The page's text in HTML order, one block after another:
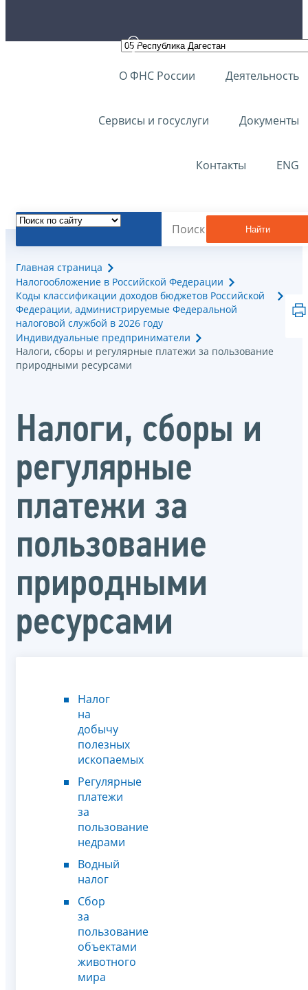
О ФНС России Деятельность
Сервисы и госуслуги Документы
Контакты ENG
Найти
Главная страница
Налогообложение в Российской Федерации
Коды классификации доходов бюджетов Российской
Федерации, администрируемые Федеральной
налоговой службой в 2026 году
Индивидуальные предприниматели
Налоги, сборы и регулярные платежи за пользование
природными ресурсами
Налоги, сборы и
регулярные
платежи за
пользование
природными
ресурсами
Налог
на
добычу
полезных
ископаемых
Регулярные
платежи
за
пользование
недрами
Водный
налог
Сбор
за
пользование
объектами
животного
мира